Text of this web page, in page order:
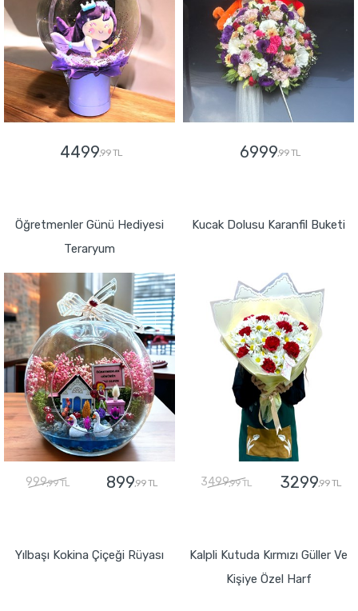
4499,99 TL 6999,99 TL
Öğretmenler Günü Hediyesi
Teraryum
999,99 TL 899,99 TL
Kucak Dolusu Karanfil Buketi
3499,99 TL 3299,99 TL
Yılbaşı Kokina Çiçeği Rüyası
Kalpli Kutuda Kırmızı Güller Ve
Kişiye Özel Harf